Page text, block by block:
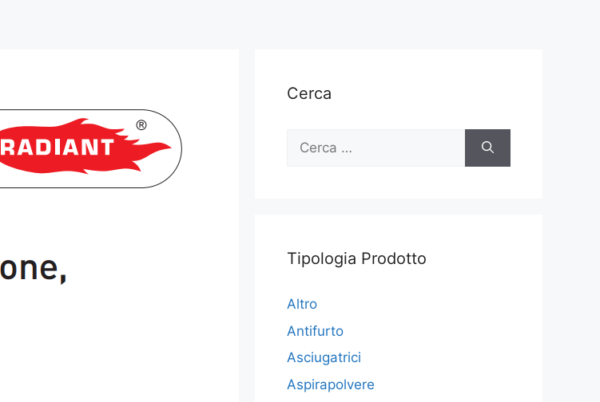
Cerca
Ricerca
Tipologia Prodotto
Altro
Antifurto
Asciugatrici
Aspirapolvere